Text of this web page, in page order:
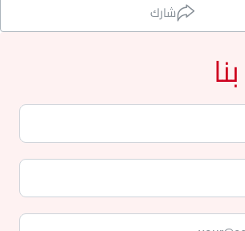
شارك
بنا